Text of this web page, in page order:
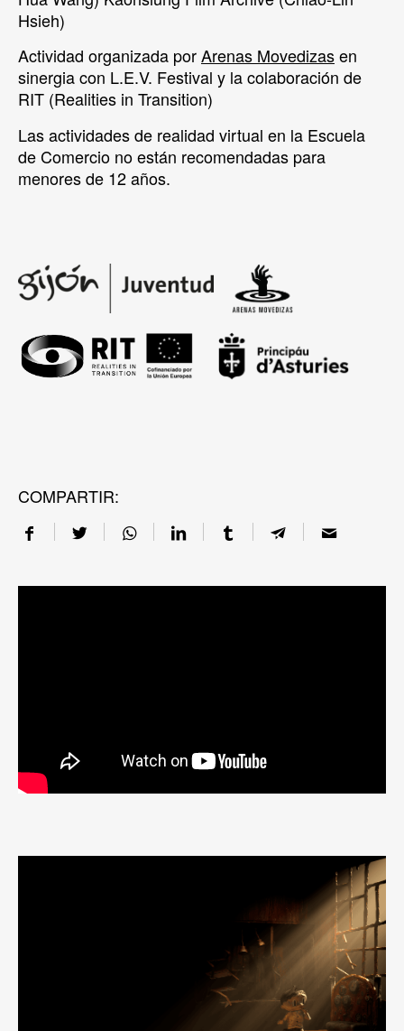
Hsieh)
Actividad organizada porArenas Movedizasen
sinergia con L.E.V. Festival y la colaboración de
RIT (Realities in Transition)
Las actividades de realidad virtual en la Escuela
de Comercio no están recomendadas para
menores de 12 años.
COMPARTIR: